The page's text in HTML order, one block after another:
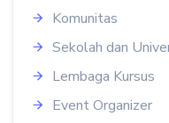
Komunitas
Sekolah dan
Lembaga Kursus
Event Organizer